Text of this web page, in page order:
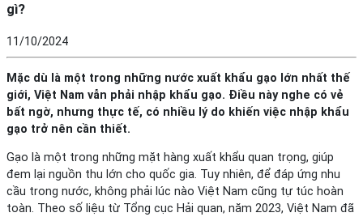
gì?
11/10/2024
Mặc dù là một trong những nước xuất khẩu gạo lớn nhất thế
giới, Việt Nam vẫn phải nhập khẩu gạo. Điều này nghe có vẻ
bất ngờ, nhưng thực tế, có nhiều lý do khiến việc nhập khẩu
gạo trở nên cần thiết.
Gạo là một trong những mặt hàng xuất khẩu quan trọng, giúp
đem lại nguồn thu lớn cho quốc gia. Tuy nhiên, để đáp ứng nhu
cầu trong nước, không phải lúc nào Việt Nam cũng tự túc hoàn
toàn. Theo số liệu từ Tổng cục Hải quan, năm 2023, Việt Nam đã